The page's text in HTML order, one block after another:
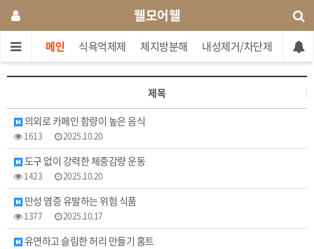
웰모어웰
메인 식욕억제제 체지방분해 내성제거/차단제 단기
제목
의외로 카페인 함량이 높은 음식
1613 2025.10.20
도구 없이 강력한 체중감량 운동
1423 2025.10.20
만성 염증 유발하는 위험 식품
1377 2025.10.17
유연하고 슬림한 허리 만들기 홈트